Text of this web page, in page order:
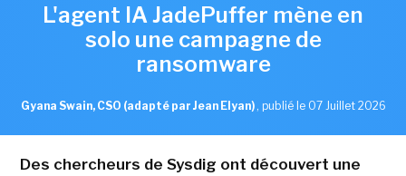
L'agent IA JadePuffer mène en
solo une campagne de
ransomware
Gyana Swain, CSO (adapté par Jean Elyan) , publié le 07 Juillet 2026
Des chercheurs de Sysdig ont découvert une